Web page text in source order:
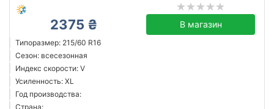
2375 ₴ В магазин
Типоразмер: 215/60 R16
Сезон: всесезонная
Индекс скорости: V
Усиленность: XL
Год производства:
Страна: